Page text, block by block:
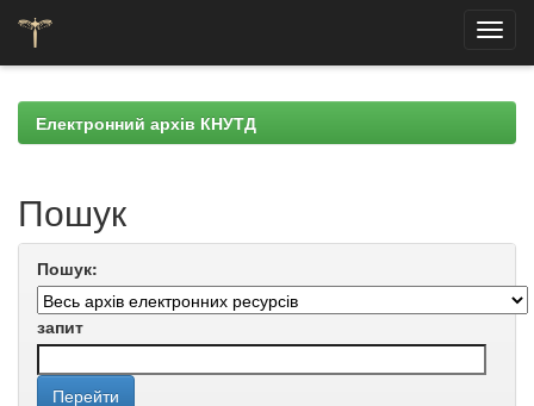
navigationЕлектронний архів КНУТД
Пошук
Пошук:
запит